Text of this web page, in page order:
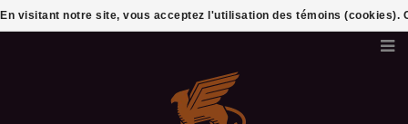
En visitant notre site, vous acceptez l'utilisation des témoins